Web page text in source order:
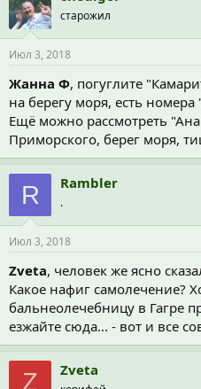
старожил
Июл 3, 2018
Жанна Ф, погуглите
на берегу моря, есть
Ещё можно рассмотреть
Приморского, берег моря,
R Rambler
.
Июл 3, 2018
Zveta, человек же ясно
Какое нафиг самолечение?
бальнеолечебницу в Гагре
езжайте сюда... - вот и все
Z Zveta